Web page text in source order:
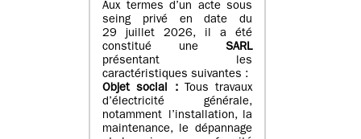
Aux termes d’un acte sous
seing privé en date du
29 juillet 2026, il a été
constitué une SARL
présentant les
caractéristiques suivantes :
Objet social :
Tous travaux
d’électricité générale,
notamment l’installation, la
maintenance, le dépannage